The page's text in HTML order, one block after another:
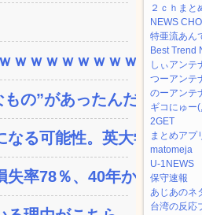
ｗｗｗｗｗｗｗｗｗ...
もの”があったんだ...
なる可能性。英大学の...
失率78％、40年か...
２ｃｈまと
NEWS
特亜流あん
Best Trend
しぃアンテ
つーアンテ
のーアンテ
ギコにゅー
2GET
まとめアプ
matomeja
U-1NEWS
保守速報
あじあのネ
台湾の反応